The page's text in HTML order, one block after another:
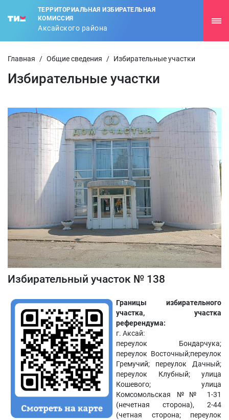
ТЕРРИТОРИАЛЬНАЯ ИЗБИРАТЕЛЬНАЯ
КОМИССИЯ
Аксайского района
Главная / Общие сведения / Избирательные участки
Избирательные участки
Избирательный участок № 138
Границы избирательного
участка, участка
референдума:
г. Аксай:
переулок Бондарчука;
переулок Восточный;переулок
Гремучий; переулок Дачный;
переулок Клубный; улица
Кошевого; улица
Комсомольская №№ 1-31
(нечетная сторона), 2-44
(четная сторона; переулок